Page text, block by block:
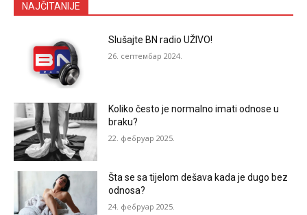
NAJČITANIJE
Slušajte BN radio UŽIVO!
26. септембар 2024.
Koliko često je normalno imati odnose u
braku?
22. фебруар 2025.
Šta se sa tijelom dešava kada je dugo bez
odnosa?
24. фебруар 2025.